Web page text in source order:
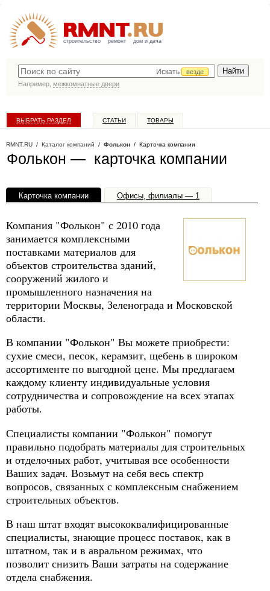
строительство ремонт дом и дача
Искать
везде
Например, межкомнатные двери
ВЫБРАТЬ РАЗДЕЛ СТАТЬИ ТОВАРЫ
RMNT.RU / Каталог компаний / Фолькон / Карточка компании
Фолькон — карточка компании
Карточка компании Офисы, филиалы — 1
Компания "Фолькон" с 2010 года
занимается комплексными
поставками материалов для
объектов строительства зданий,
сооружений жилого и
промышленного назначения на
территории Москвы, Зеленограда и Московской
области.
В компании "Фолькон" Вы можете приобрести:
сухие смеси, песок, керамзит, щебень в широком
ассортименте по выгодной цене. Мы предлагаем
каждому клиенту индивидуальные условия
сотрудничества и сопровождение на всех этапах
работы.
Специалисты компании "Фолькон" помогут
правильно подобрать материалы для строительных
и отделочных работ, учитывая все особенности
Ваших задач. Возьмут на себя весь спектр
вопросов, связанных с комплексным снабжением
строительных объектов.
В наш штат входят высококвалифицированные
специалисты, знающие процесс поставок, как в
штатном, так и в авральном режимах, что
позволит снизить Ваши затраты на содержание
отдела снабжения.